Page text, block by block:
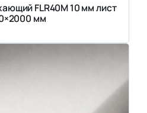
FLR40M 10 мм лист
мм